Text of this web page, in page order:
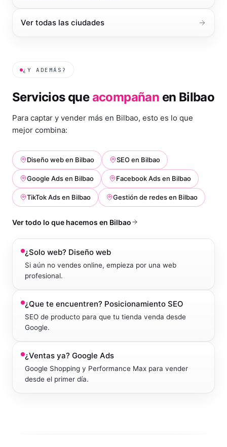
Ver todas las ciudades
¿Y ADEMÁS?
Servicios queacompañan en Bilbao
Para captar y vender más en Bilbao, esto es lo que
mejor combina:
Diseño weben Bilbao SEOen Bilbao
Google Adsen Bilbao Facebook Adsen Bilbao
TikTok Adsen Bilbao Gestión de redesen Bilbao
Ver todo lo que hacemos en Bilbao
¿Solo web? Diseño web
Si aún no vendes online, empieza por una web
profesional.
¿Que te encuentren? Posicionamiento SEO
SEO de producto para que tu tienda venda desde
Google.
¿Ventas ya? Google Ads
Google Shopping y Performance Max para vender
desde el primer día.